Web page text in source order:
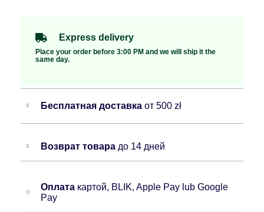
Express delivery
Place your order before 3:00 PM and we will ship it the
same day.
Бесплатная доставка от 500 zł
Возврат товара до 14 дней
Оплата картой, BLIK, Apple Pay lub Google
Pay